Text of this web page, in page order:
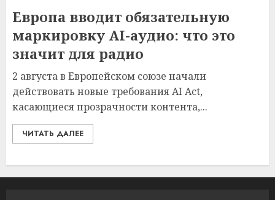
Европа вводит обязательную
маркировку AI-аудио: что это
значит для радио
2 августа в Европейском союзе начали
действовать новые требования AI Act,
касающиеся прозрачности контента,...
ЧИТАТЬ ДАЛЕЕ